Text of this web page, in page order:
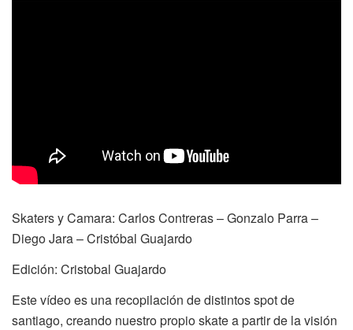
Skaters y Camara: Carlos Contreras – Gonzalo Parra –
Diego Jara – Cristóbal Guajardo
Edición: Cristobal Guajardo
Este vídeo es una recopilación de distintos spot de
santiago, creando nuestro propio skate a partir de la visión